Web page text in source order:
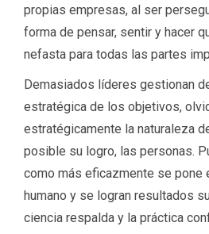
propias empresas, al ser
forma de pensar, sentir y hacer
nefasta para todas las partes
Demasiados líderes gestionan
estratégica de los objetivos,
estratégicamente la naturaleza
posible su logro, las personas.
como más eficazmente se pone
humano y se logran resultados
ciencia respalda y la práctica